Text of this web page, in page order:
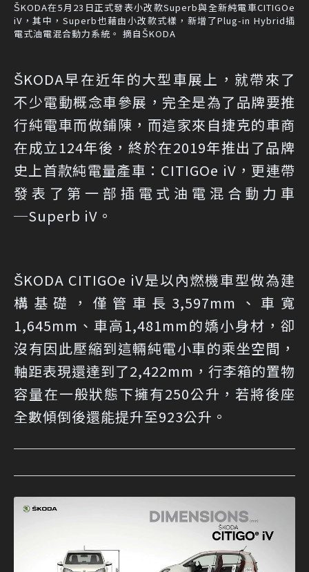
ŠKODA在5月23日正式發表小改款Superb與全新純電車CITIGOe
iV，其中，Superb也藉由小改款式樣，新增了Plug-in Hybrid插
電式油電混合動力系統。 摘自ŠKODA
ŠKODA早在近年的大型車展上，就帶來了
不少電動概念車參展，完全是為了品牌要推
行純電車而做鋪陳，而這家來自捷克的車商
在成立124年後，終於在2019年推出了品牌
史上首款純電量產車：CITIGOe iV，更連帶
發表了第一部插電式油電混合動力車
─Superb iV。
ŠKODA CITIGOe iV是以內燃機車型做為建
構基礎，僅管車長3,597mm、車寬
1,645mm、車高1,481mm的嬌小身材，卻
沒有因此壓縮到這輛純電小車的乘坐空間，
軸距表現還達到了2,422mm，行李箱的置物
容量在一般狀態下擁有250公升，若將後座
全數傾倒後還能提升至923公升。